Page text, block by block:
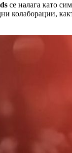
се налага като
колаборации,